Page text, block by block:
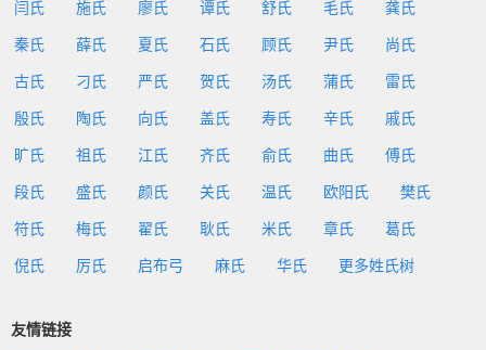
闫氏 施氏 廖氏 谭氏 舒氏 毛氏 龚氏
秦氏 薛氏 夏氏 石氏 顾氏 尹氏 尚氏
古氏 刁氏 严氏 贺氏 汤氏 蒲氏 雷氏
殷氏 陶氏 向氏 盖氏 寿氏 辛氏 戚氏
旷氏 祖氏 江氏 齐氏 俞氏 曲氏 傅氏
段氏 盛氏 颜氏 关氏 温氏 欧阳氏 樊氏
符氏 梅氏 翟氏 耿氏 米氏 章氏 葛氏
倪氏 厉氏 启布弓 麻氏 华氏 更多姓氏树
友情链接